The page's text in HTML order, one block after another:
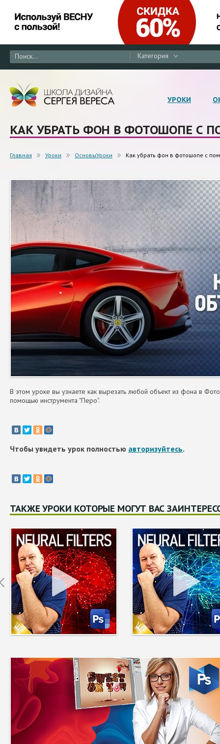
Категория
УРОКИ
КАК УБРАТЬ ФОН В ФОТОШОПЕ С
Главная Уроки ОсновыУроки Как убрать фон в фотошопе с
В этом уроке вы узнаете как вырезать любой объект из фона в
помощью инструмента "Перо".
Чтобы увидеть урок полностью авторизуйтесь.
ТАКЖЕ УРОКИ КОТОРЫЕ МОГУТ ВАС
Prev